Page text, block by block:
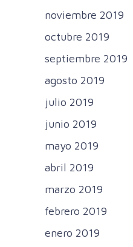
noviembre 2019
octubre 2019
septiembre 2019
agosto 2019
julio 2019
junio 2019
mayo 2019
abril 2019
marzo 2019
febrero 2019
enero 2019